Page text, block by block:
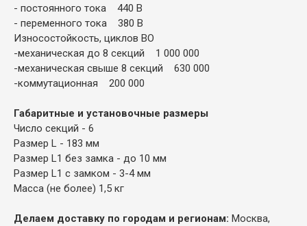
- постоянного тока 440 В
- переменного тока 380 В
Износостойкость, циклов ВО
-механическая до 8 секций 1 000 000
-механическая свыше 8 секций 630 000
-коммутационная 200 000
Габаритные и установочные размеры
Число секций - 6
Размер L - 183 мм
Размер L1 без замка - до 10 мм
Размер L1 с замком - 3-4 мм
Масса (не более) 1,5 кг
Делаем доставку по городам и регионам: Москва,